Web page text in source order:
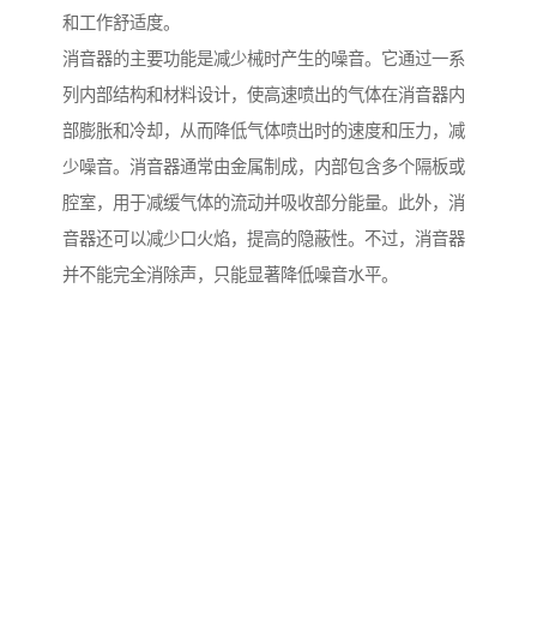
和工作舒适度。
消音器的主要功能是减少械时产生的噪音。它通过一系
列内部结构和材料设计，使高速喷出的气体在消音器内
部膨胀和冷却，从而降低气体喷出时的速度和压力，减
少噪音。消音器通常由金属制成，内部包含多个隔板或
腔室，用于减缓气体的流动并吸收部分能量。此外，消
音器还可以减少口火焰，提高的隐蔽性。不过，消音器
并不能完全消除声，只能显著降低噪音水平。